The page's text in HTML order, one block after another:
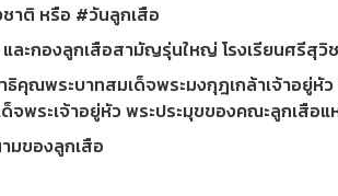
าติ หรือ #วันลูกเสือ
ะกองลูกเสือสามัญรุ่นใหญ่ โรงเรียนศรีสุวิช
ณพระบาทสมเด็จพระมงกุฎเกล้าเจ้าอยู่หัว
พระเจ้าอยู่หัว พระประมุขของคณะลูกเสือแ
มของลูกเสือ